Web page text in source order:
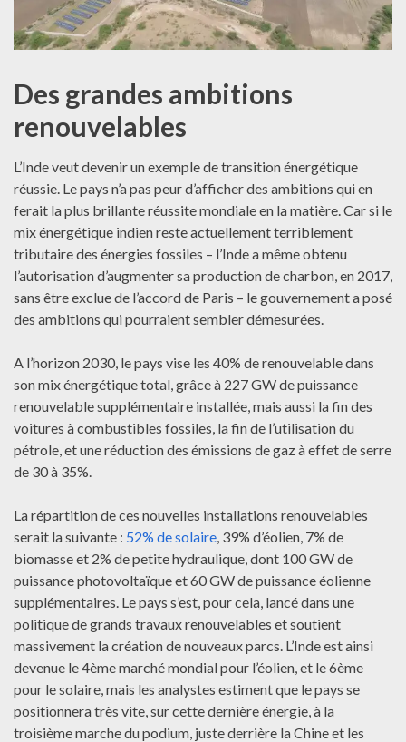
Des grandes ambitions
renouvelables
L’Inde veut devenir un exemple de transition énergétique
réussie. Le pays n’a pas peur d’afficher des ambitions qui en
ferait la plus brillante réussite mondiale en la matière. Car si le
mix énergétique indien reste actuellement terriblement
tributaire des énergies fossiles – l’Inde a même obtenu
l’autorisation d’augmenter sa production de charbon, en 2017,
sans être exclue de l’accord de Paris – le gouvernement a posé
des ambitions qui pourraient sembler démesurées.
A l’horizon 2030, le pays vise les 40% de renouvelable dans
son mix énergétique total, grâce à 227 GW de puissance
renouvelable supplémentaire installée, mais aussi la fin des
voitures à combustibles fossiles, la fin de l’utilisation du
pétrole, et une réduction des émissions de gaz à effet de serre
de 30 à 35%.
La répartition de ces nouvelles installations renouvelables
serait la suivante : 52% de solaire, 39% d’éolien, 7% de
biomasse et 2% de petite hydraulique, dont 100 GW de
puissance photovoltaïque et 60 GW de puissance éolienne
supplémentaires. Le pays s’est, pour cela, lancé dans une
politique de grands travaux renouvelables et soutient
massivement la création de nouveaux parcs. L’Inde est ainsi
devenue le 4ème marché mondial pour l’éolien, et le 6ème
pour le solaire, mais les analystes estiment que le pays se
positionnera très vite, sur cette dernière énergie, à la
troisième marche du podium, juste derrière la Chine et les